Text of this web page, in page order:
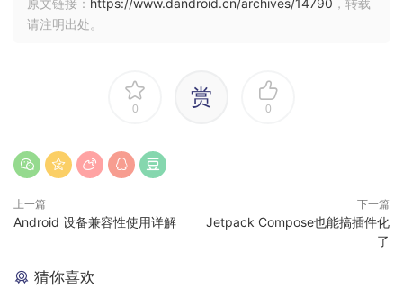
具体案例参考：SpringBoot用线程池
ThreadPoolTaskExecutor异步处理百万级数据
虑。 注意: 在数据量很大的表中创建索引，最好选择在业务
2.4.1、索引不生效场景
有时候虽然添加了索引，但是索引可能会失效，失效场景如
原文链接： https://www.dandroid.cn/archives/14790 ，转载
请注明出处。
0 赏 0
上一篇
Android 设备兼容性使用详解
下一篇
Jetpack Compose也能搞插件化
了
猜你喜欢